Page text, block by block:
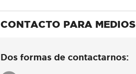
CONTACTO PARA MEDIOS
Dos formas de contactarnos: